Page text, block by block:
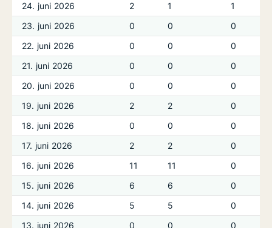
24. juni 2026 2 1
1
23. juni 2026
0 0
0
22. juni 2026
0 0
0
21. juni 2026
0 0
0
20. juni 2026
0 0
0
19. juni 2026
2 2
0
18. juni 2026
0 0
0
17. juni 2026
2 2
0
16. juni 2026
11 11
0
15. juni 2026
6 6
0
14. juni 2026
5 5
0
13. juni 2026
0 0
0